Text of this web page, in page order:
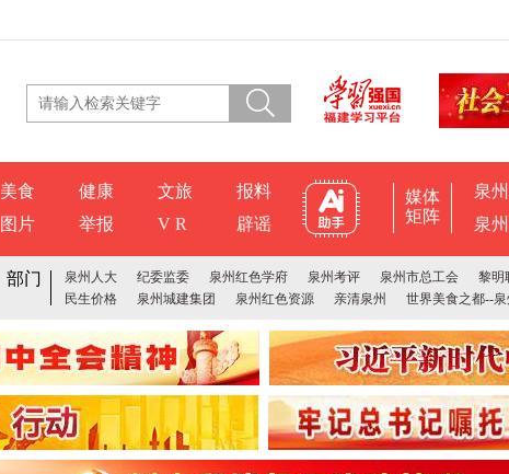
美食 健康 文旅
报料
图片 举报 V R 辟谣
媒体
矩阵
泉
泉
部门 泉州人大 纪委监委 泉州红色学府 泉州考评 泉州市总工会
黎明
民生价格
泉州城建集团 泉州红色资源 亲清泉州 世界美食之都--